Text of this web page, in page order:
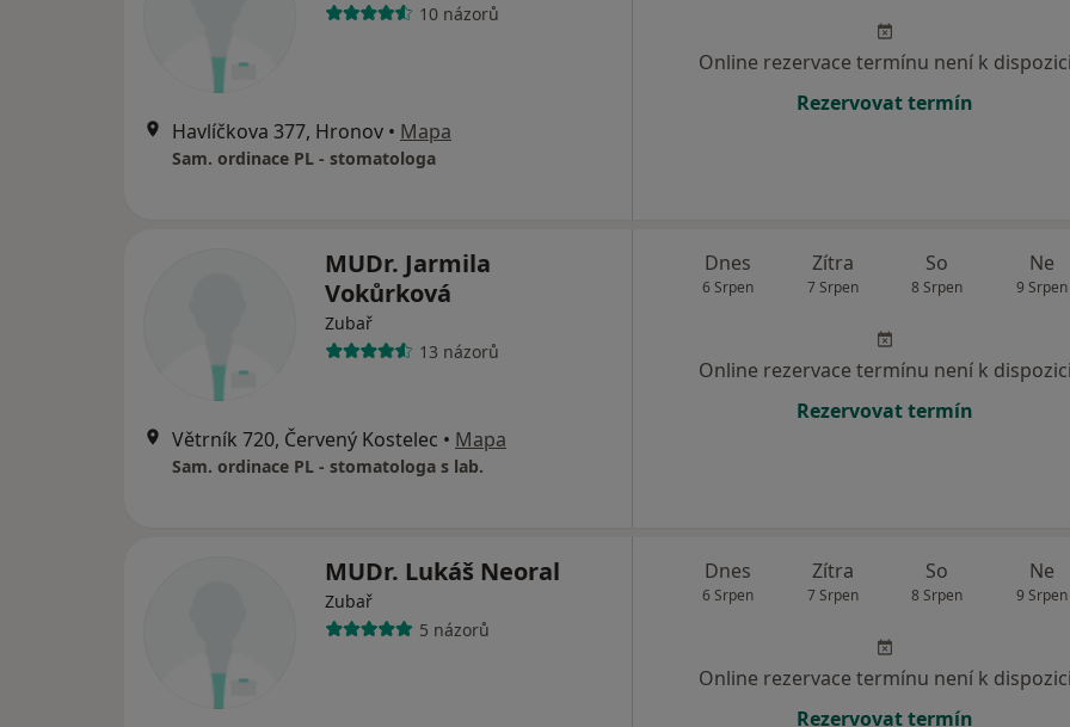
10 názorů
Havlíčkova 377, Hronov • Mapa
Sam. ordinace PL - stomatologa
Online rezervace termínu není k dispozici
Rezervovat termín
MUDr. Jarmila
Vokůrková
Zubař
13 názorů
Větrník 720, Červený Kostelec • Mapa
Sam. ordinace PL - stomatologa s lab.
Dnes
6 Srpen
Zítra
7 Srpen
So
8 Srpen
Ne
9 Srpen
Online rezervace termínu není k dispozici
Rezervovat termín
MUDr. Lukáš Neoral
Zubař
5 názorů
Dnes
6 Srpen
Zítra
7 Srpen
So
8 Srpen
Ne
9 Srpen
Online rezervace termínu není k dispozici
Rezervovat termín